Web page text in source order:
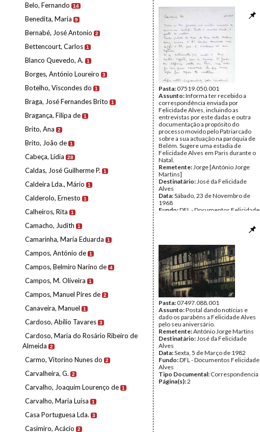
Belo, Fernando 14
Benedita, Maria 9
Bernabé, José Antonio 2
Bettencourt, Carlos 1
Blanco Quevedo, A. 1
Borges, António Loureiro 3
Botelho, Viscondes do 1
Braga, José Fernandes Brito 1
Bragança, Filipa de 1
Brito, Ana 2
Brito, João de 1
Cabeça, Lídia 28
Caldas, José Guilherme P. 1
Caldeira Lda., Mário 1
Calderolo, Ernesto 1
Calheiros, Rita 1
Camacho, Judith 1
Camarinha, Maria Eduarda 1
Campos, António de 1
Campos, Belmiro Narino de 4
Campos, M. Oliveira 1
Campos, Manuel Pires de 2
Canaveira, Manuel 1
Cardoso, Abílio Tavares 3
Cardoso, Maria do Rosário Ribeiro de
Almeida
2
Carmo, Vitorino Nunes do 2
Carvalheira, G. 2
Carvalho, Joaquim Lourenço de 1
Carvalho, Maria Luísa 1
Casa Portuguesa Lda. 3
Casimiro, Acácio 2
Pasta:07519.050.001
Assunto:Informa ter recebido a
correspondência enviada por
Felicidade Alves, incluindo as
entrevistas por este dadas e outra
documentação a propósito do
processo movido pelo Patriarcado
sobre a sua actuação na paróquia de
Belém. Sugere uma estadia de
Felicidade Alves em Paris durante o
Natal.
Remetente:Jorge [António Jorge
Martins]
Destinatário:José da Felicidade
Alves
Data:Sábado, 23 de Novembro de
1968
Fundo:DFL - Documentos Felicidade
Correspondencia
Pasta:07497.088.001
Assunto:Postal dando notícias e
dado os parabéns a Felicidade Alves
pelo seu aniversário.
Remetente:António Jorge Martins
Destinatário:José da Felicidade
Alves
Data:Sexta, 5 de Março de 1982
Fundo:DFL - Documentos Felicidade
Alves
Tipo Documental: Correspondencia
Página(s):2